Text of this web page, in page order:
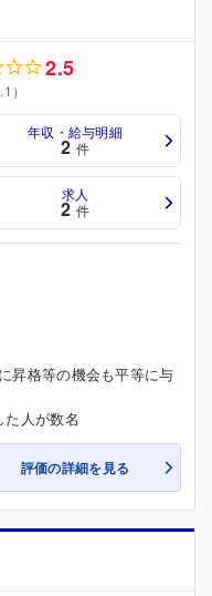
2.5
）
年収・給与明細
2 件
求人
2 件
昇格等の機会も平等に与
人が数名
評価の詳細を見る